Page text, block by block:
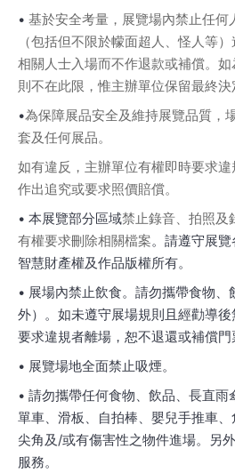
• 基於安全考量，展覽場內禁止任何
（包括但不限於幪面超人、怪人等
相關人士入場而不作退款或補償。如
則不在此限，惟主辦單位保留最終決
•為保障展品安全及維持展覽品質，
套及任何展品。
如有違反，主辦單位有權即時要求
作出追究或要求照價賠償。
• 本展覽部分區域禁止錄音、拍照及
有權要求刪除相關檔案。請遵守展
智慧財產權及作品版權所有。
• 展場內禁止飲食。請勿攜帶食物
外）。如未遵守展場規則且經勸導
要求違規者離場，恕不退還或補償門
• 展覽場地全面禁止吸煙。
• 請勿攜帶任何食物、飲品、長直雨
單車、滑板、自拍棒、嬰兒手推車
尖角及/或有傷害性之物件進場。另
服務。